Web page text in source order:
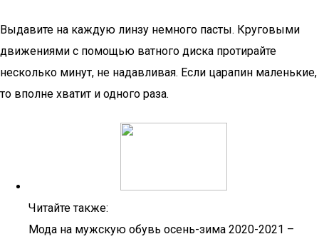
Выдавите на каждую линзу немного пасты. Круговыми
движениями с помощью ватного диска протирайте
несколько минут, не надавливая. Если царапин маленькие,
то вполне хватит и одного раза.
Читайте также:
Мода на мужскую обувь осень-зима 2020-2021 –